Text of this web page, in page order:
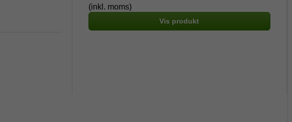
(inkl. moms)
Vis produkt